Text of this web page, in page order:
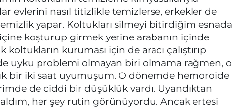
evlerini nasıl titizlikle temizlerse, erkekler de
yapar. Koltukları silmeyi bitirdiğim esnada
koşturup girmek yerine arabanın içinde
kuruması için de aracı çalıştırıp
uyku problemi olmayan biri olmama rağmen, o
bir iki saat uyumuşum. O dönemde hemoroide
de ciddi bir düşüklük vardı. Uyandıktan
her şey rutin görünüyordu. Ancak ertesi